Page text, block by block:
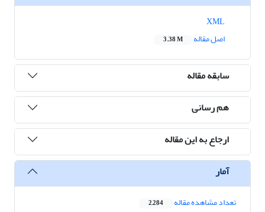
اصل مقاله
3.38 M
سابقه مقاله
هم رسانی
ارجاع به این مقاله
آمار
تعداد مشاهده مقاله 2,284